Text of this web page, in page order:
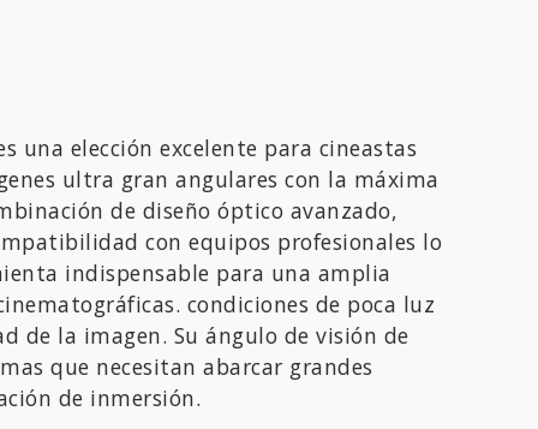
una elección excelente para cineastas
ultra gran angulares con la máxima
de diseño óptico avanzado,
con equipos profesionales lo
indispensable para una amplia
condiciones de poca luz
de la imagen. Su ángulo de visión de
que necesitan abarcar grandes
de inmersión.